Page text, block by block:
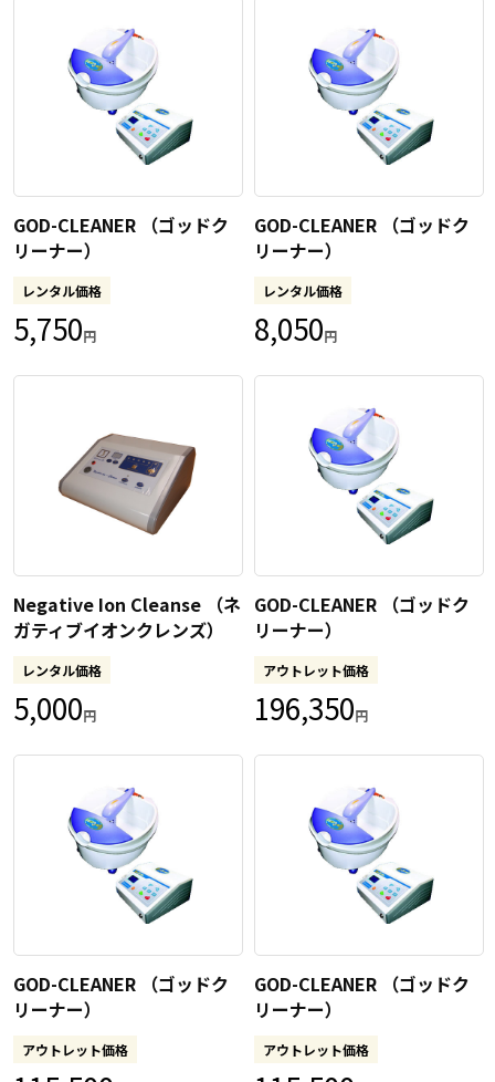
GOD-CLEANER （ゴッドク
リーナー）
レンタル価格
5,750円
GOD-CLEANER （ゴッドク
リーナー）
レンタル価格
8,050円
Negative Ion Cleanse （ネ
ガティブイオンクレンズ）
レンタル価格
5,000円
GOD-CLEANER （ゴッドク
リーナー）
アウトレット価格
196,350円
GOD-CLEANER （ゴッドク
リーナー）
アウトレット価格
GOD-CLEANER （ゴッドク
リーナー）
アウトレット価格